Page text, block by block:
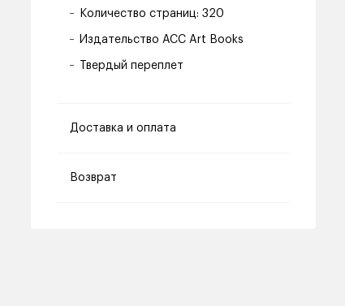
Количество страниц: 320
Издательство ACC Art Books
Твердый переплет
Доставка и оплата
Возврат